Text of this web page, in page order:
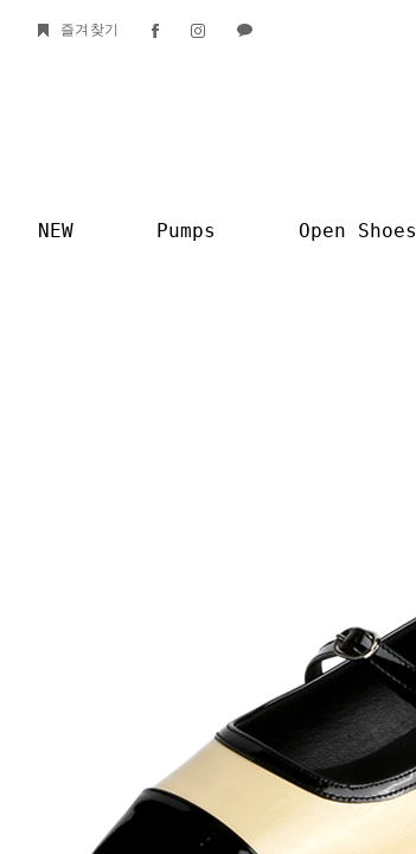
즐겨찾기
NEW Pumps Open Shoes